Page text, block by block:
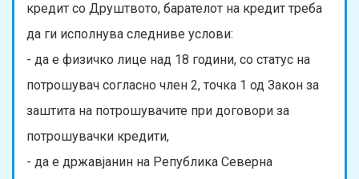
кредит со Друштвото, барателот на кредит треба
да ги исполнува следниве услови:
- да е физичко лице над 18 години, со статус на
потрошувач согласно член 2, точка 1 од Закон за
заштита на потрошувачите при договори за
потрошувачки кредити,
- да е државјанин на Република Северна